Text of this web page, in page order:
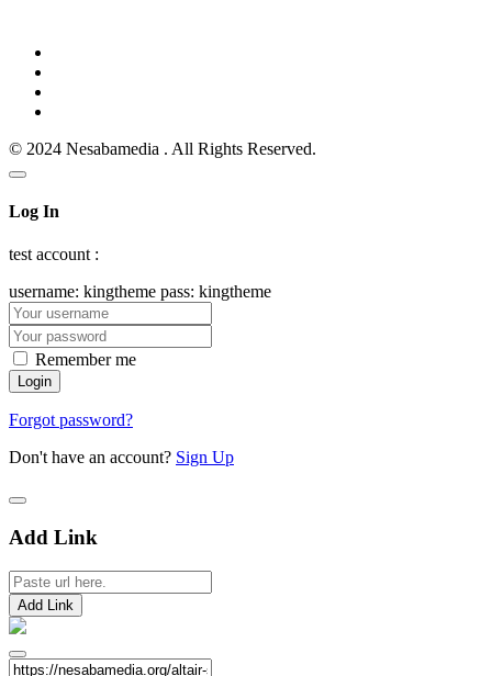
© 2024 Nesabamedia . All Rights Reserved.
Log In
test account :
username: kingtheme pass: kingtheme
Remember me
Forgot password?
Don't have an account? Sign Up
Add Link
Add Link